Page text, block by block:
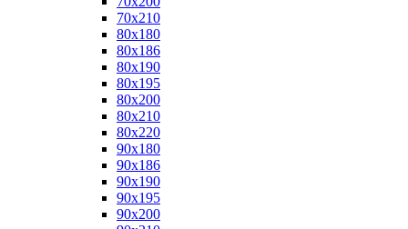
70x210
80x180
80x186
80x190
80x195
80x200
80x210
80x220
90x180
90x186
90x190
90x195
90x200